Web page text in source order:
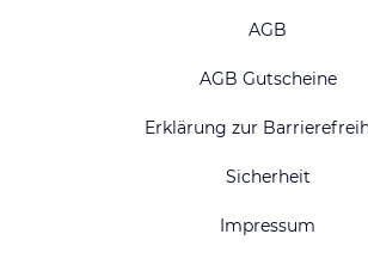
AGB
AGB Gutscheine
Erklärung zur
Sicherheit
Impressum